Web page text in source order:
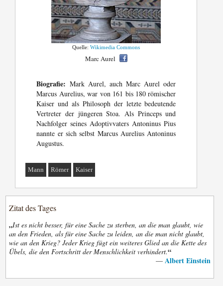
Quelle:Wikimedia Commons
Marc Aurel
Biografie: Mark Aurel, auch Marc Aurel oder
Marcus Aurelius, war von 161 bis 180 römischer
Kaiser und als Philosoph der letzte bedeutende
Vertreter der jüngeren Stoa. Als Princeps und
Nachfolger seines Adoptivvaters Antoninus Pius
nannte er sich selbst Marcus Aurelius Antoninus
Augustus.
Mann Römer Kaiser
Zitat des Tages
„Ist es nicht besser, für eine Sache zu sterben, an die man glaubt, wie
an den Frieden, als für eine Sache zu leiden, an die man nicht glaubt,
wie an den Krieg? Jeder Krieg fügt ein weiteres Glied an die Kette des
Übels, die den Fortschritt der Menschlichkeit verhindert.“
— Albert Einstein